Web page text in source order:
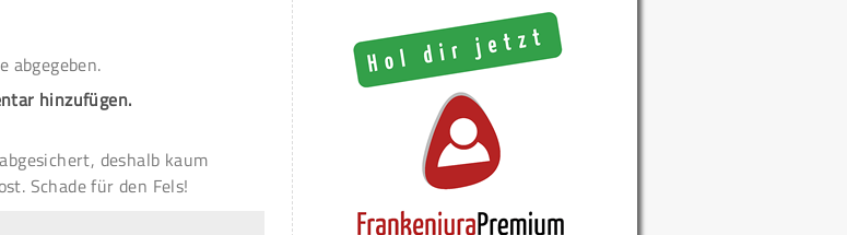
abgegeben.
hinzufügen.
deshalb kaum
Schade für den Fels!